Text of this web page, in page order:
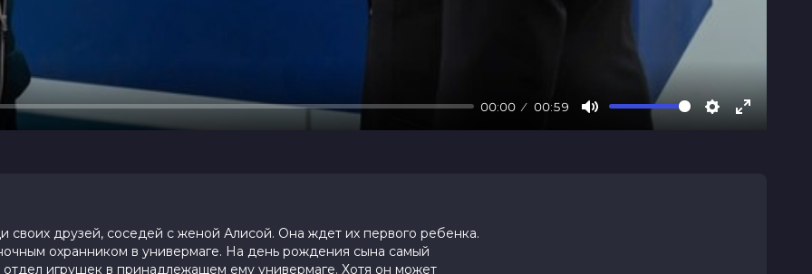
00:00 00:59
Mute Settings
Enter
своих друзей, соседей с женой Алисой. Она ждет их первого ребенка.
охранником в универмаге. На день рождения сына самый
игрушек в принадлежащем ему универмаге. Хотя он может